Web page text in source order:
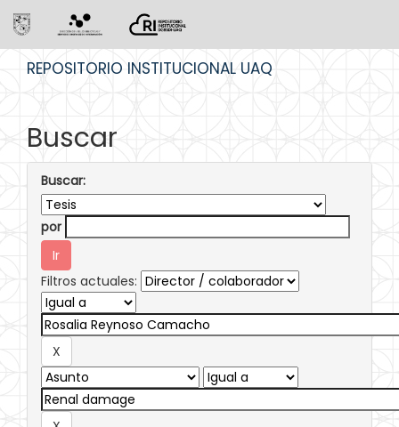
REPOSITORIO INSTITUCIONAL UAQ
Buscar
Buscar:
por
Filtros actuales: